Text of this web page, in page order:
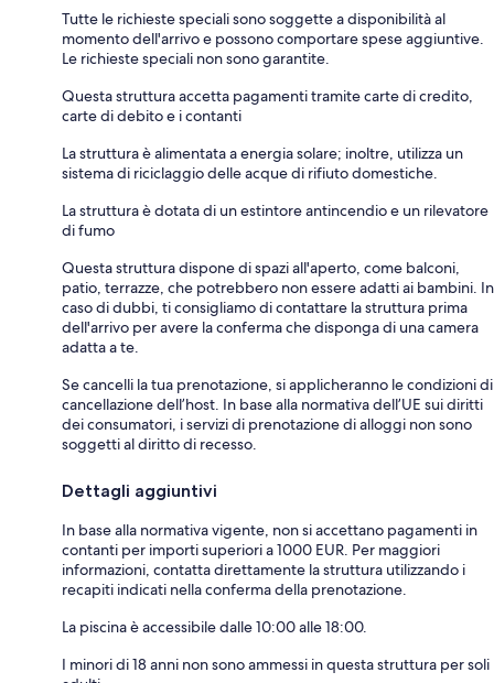
Tutte le richieste speciali sono soggette a disponibilità al
momento dell'arrivo e possono comportare spese aggiuntive.
Le richieste speciali non sono garantite.
Questa struttura accetta pagamenti tramite carte di credito,
carte di debito e i contanti
La struttura è alimentata a energia solare; inoltre, utilizza un
sistema di riciclaggio delle acque di rifiuto domestiche.
La struttura è dotata di un estintore antincendio e un rilevatore
di fumo
Questa struttura dispone di spazi all'aperto, come balconi,
patio, terrazze, che potrebbero non essere adatti ai bambini. In
caso di dubbi, ti consigliamo di contattare la struttura prima
dell'arrivo per avere la conferma che disponga di una camera
adatta a te.
Se cancelli la tua prenotazione, si applicheranno le condizioni di
cancellazione dell’host. In base alla normativa dell’UE sui diritti
dei consumatori, i servizi di prenotazione di alloggi non sono
soggetti al diritto di recesso.
Dettagli aggiuntivi
In base alla normativa vigente, non si accettano pagamenti in
contanti per importi superiori a 1000 EUR. Per maggiori
informazioni, contatta direttamente la struttura utilizzando i
recapiti indicati nella conferma della prenotazione.
La piscina è accessibile dalle 10:00 alle 18:00.
I minori di 18 anni non sono ammessi in questa struttura per soli